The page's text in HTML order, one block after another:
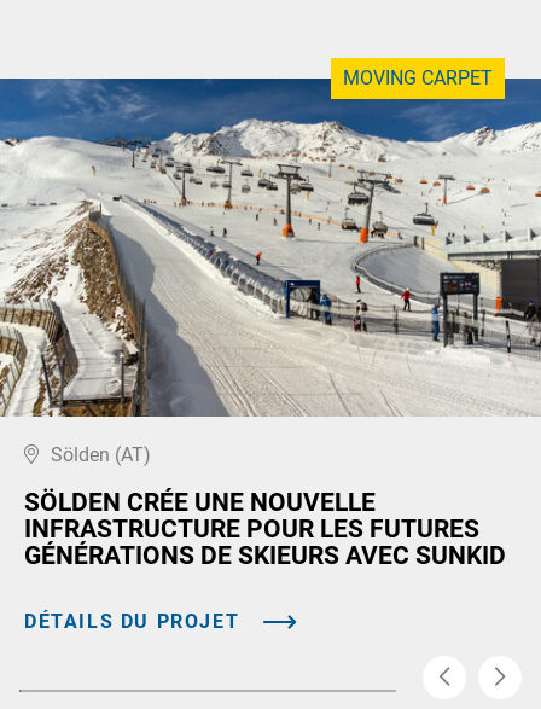
MOVING CARPET
Sölden (AT)
SÖLDEN CRÉE UNE NOUVELLE
INFRASTRUCTURE POUR LES FUTURES
GÉNÉRATIONS DE SKIEURS AVEC SUNKID
DÉTAILS DU PROJET